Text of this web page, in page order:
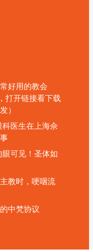
好用的教会
打开链接看下载
）
科医生在上海佘
眼可见！圣体如
教时，哽咽流
中梵协议